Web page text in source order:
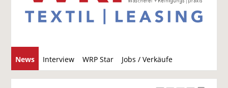
News Interview WRP Star Jobs / Verkäufe
u
c